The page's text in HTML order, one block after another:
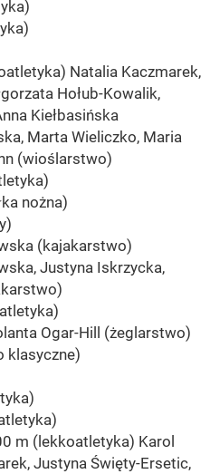
Natalia Kaczmarek,
Hołub-Kowalik,
Kiełbasińska
Marta Wieliczko, Maria
(wioślarstwo)
nożna)
(kajakarstwo)
Justyna Iskrzycka,
Ogar-Hill (żeglarstwo)
klasyczne)
m (lekkoatletyka) Karol
Justyna Święty-Ersetic,